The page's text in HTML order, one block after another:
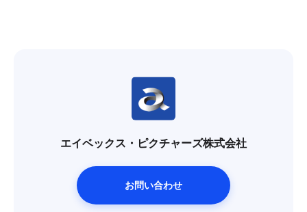
エイベックス・ピクチャーズ株式会社
お問い合わせ